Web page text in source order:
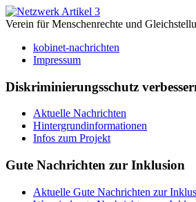
Verein für Menschenrechte und
kobinet-nachrichten
Impressum
Diskriminierungsschutz
Aktuelle Nachrichten
Hintergrundinformationen
Infos zum Projekt
Gute Nachrichten zur Inklusion
Aktuelle Gute Nachrichten zur